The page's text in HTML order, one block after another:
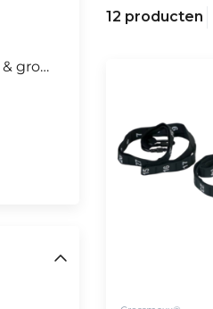
12 producten
Functional training & groepsfitness